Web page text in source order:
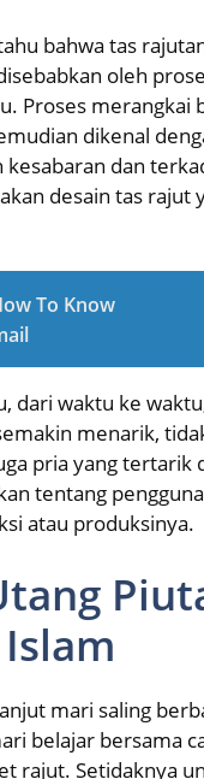
bahwa tas
oleh
Proses merangkai
dikenal
dan
desain tas rajut
To Know
dari waktu ke
menarik,
pria yang tertarik
tentang
atau produksinya.
mari saling
belajar bersama
rajut. Setidaknya